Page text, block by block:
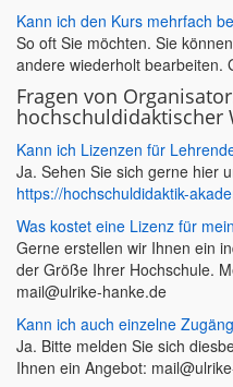
Kann ich den Kurs mehrfach
So oft Sie möchten. Sie
andere wiederholt bearbeiten.
Fragen von
hochschuldidaktischer
Kann ich Lizenzen für
Ja. Sehen Sie sich gerne hier
https://hochschuldidaktik-
Was kostet eine Lizenz für
Gerne erstellen wir Ihnen ein
der Größe Ihrer Hochschule.
mail@ulrike-hanke.de
Kann ich auch einzelne
Ja. Bitte melden Sie sich
Ihnen ein Angebot: